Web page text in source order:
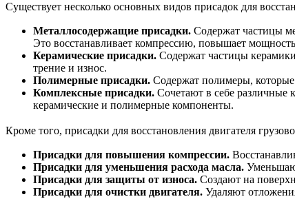
Существует несколько основных видов присадок для
Металлосодержащие присадки. Содержат частицы
Это восстанавливает компрессию, повышает
Керамические присадки. Содержат частицы
трение и износ.
Полимерные присадки. Содержат полимеры,
Комплексные присадки. Сочетают в себе различные
керамические и полимерные компоненты.
Кроме того, присадки для восстановления двигателя
Присадки для повышения компрессии.
Присадки для уменьшения расхода масла.
Присадки для защиты от износа. Создают на
Присадки для очистки двигателя. Удаляют